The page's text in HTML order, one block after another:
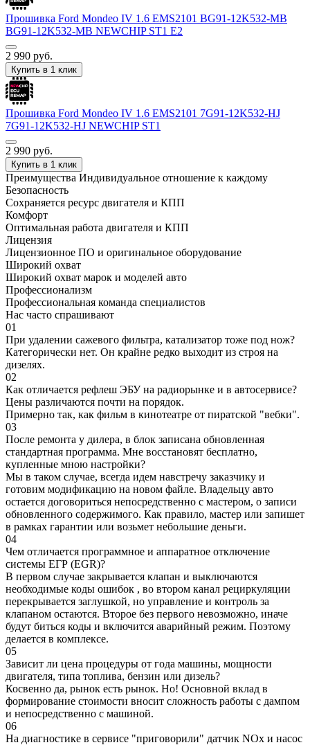
Прошивка Ford Mondeo IV 1.6 EMS2101 BG91-12K532-MB
BG91-12K532-MB NEWCHIP ST1 E2
2 990 руб.
Купить в 1 клик
Прошивка Ford Mondeo IV 1.6 EMS2101 7G91-12K532-HJ
7G91-12K532-HJ NEWCHIP ST1
2 990 руб.
Купить в 1 клик
Преимущества Индивидуальное отношение к каждому
Безопасность
Сохраняется ресурс двигателя и КПП
Комфорт
Оптимальная работа двигателя и КПП
Лицензия
Лицензионное ПО и оригинальное оборудование
Широкий охват
Широкий охват марок и моделей авто
Профессионализм
Профессиональная команда специалистов
Нас часто спрашивают
01
При удалении сажевого фильтра, катализатор тоже под нож?
Категорически нет. Он крайне редко выходит из строя на
дизелях.
02
Как отличается рефлеш ЭБУ на радиорынке и в автосервисе?
Цены различаются почти на порядок.
Примерно так, как фильм в кинотеатре от пиратской "вебки".
03
После ремонта у дилера, в блок записана обновленная
стандартная программа. Мне восстановят бесплатно,
купленные мною настройки?
Мы в таком случае, всегда идем навстречу заказчику и
готовим модификацию на новом файле. Владельцу авто
остается договориться непосредственно с мастером, о записи
обновленного содержимого. Как правило, мастер или запишет
в рамках гарантии или возьмет небольшие деньги.
04
Чем отличается программное и аппаратное отключение
системы ЕГР (EGR)?
В первом случае закрывается клапан и выключаются
необходимые коды ошибок , во втором канал рециркуляции
перекрывается заглушкой, но управление и контроль за
клапаном остаются. Второе без первого невозможно, иначе
будут биться коды и включится аварийный режим. Поэтому
делается в комплексе.
05
Зависит ли цена процедуры от года машины, мощности
двигателя, типа топлива, бензин или дизель?
Косвенно да, рынок есть рынок. Но! Основной вклад в
формирование стоимости вносит сложность работы с дампом
и непосредственно с машиной.
06
На диагностике в сервисе "приговорили" датчик NOx и насос